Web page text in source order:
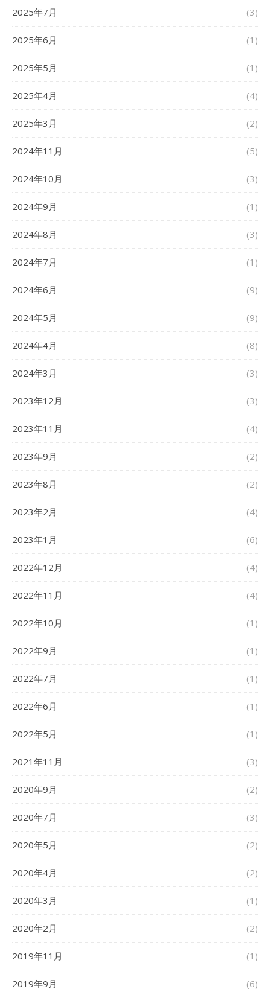
2025年7月 (3)
2025年6月 (1)
2025年5月 (1)
2025年4月 (4)
2025年3月 (2)
2024年11月 (5)
2024年10月 (3)
2024年9月 (1)
2024年8月 (3)
2024年7月 (1)
2024年6月 (9)
2024年5月 (9)
2024年4月 (8)
2024年3月 (3)
2023年12月 (3)
2023年11月 (4)
2023年9月 (2)
2023年8月 (2)
2023年2月 (4)
2023年1月 (6)
2022年12月 (4)
2022年11月 (4)
2022年10月 (1)
2022年9月 (1)
2022年7月 (1)
2022年6月 (1)
2022年5月 (1)
2021年11月 (3)
2020年9月 (2)
2020年7月 (3)
2020年5月 (2)
2020年4月 (2)
2020年3月 (1)
2020年2月 (2)
2019年11月 (1)
2019年9月 (6)